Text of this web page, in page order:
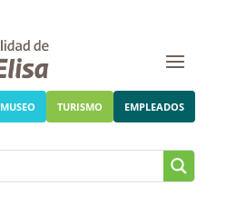
MUSEO TURISMO EMPLEADOS